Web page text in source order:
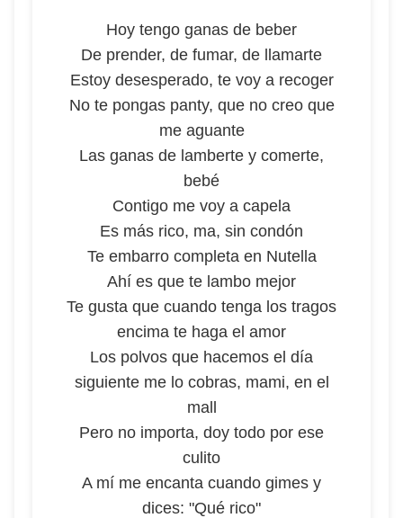
Hoy tengo ganas de beber
De prender, de fumar, de llamarte
Estoy desesperado, te voy a recoger
No te pongas panty, que no creo que
me aguante
Las ganas de lamberte y comerte,
bebé
Contigo me voy a capela
Es más rico, ma, sin condón
Te embarro completa en Nutella
Ahí es que te lambo mejor
Te gusta que cuando tenga los tragos
encima te haga el amor
Los polvos que hacemos el día
siguiente me lo cobras, mami, en el
mall
Pero no importa, doy todo por ese
culito
A mí me encanta cuando gimes y
dices: "Qué rico"